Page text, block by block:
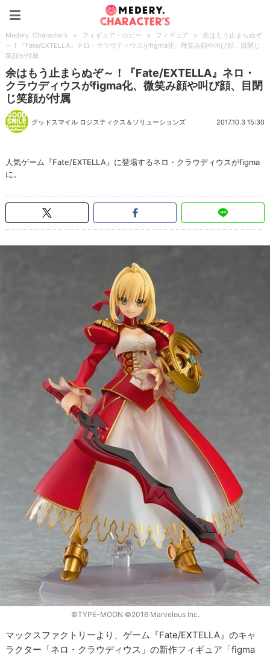
Medery. Character's > フィギュア・ホビー > フィギュア >
余はもう止まらぬぞ
～！『Fate/EXTELLA』ネロ・クラウディウスがfigma化、微笑み顔や叫び顔、目閉じ
笑顔が付属
余はもう止まらぬぞ～！『Fate/EXTELLA』ネロ・
クラウディウスがfigma化、微笑み顔や叫び顔、目閉
じ笑顔が付属
グッドスマイル ロジスティクス＆ソリューションズ 2017.10.3 15:30
人気ゲーム『Fate/EXTELLA』に登場するネロ・クラウディウスがfigma
に。
©TYPE-MOON ©2016 Marvelous Inc.
マックスファクトリーより、ゲーム『Fate/EXTELLA』のキャ
ラクター「ネロ・クラウディウス」の新作フィギュア「figma